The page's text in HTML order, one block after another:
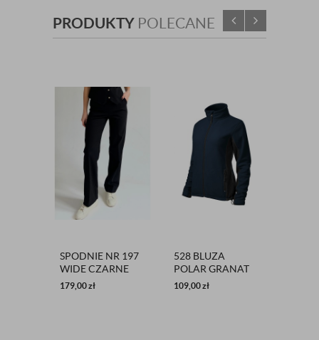
PRODUKTY POLECANE
SPODNIE NR 197
WIDE CZARNE
179,00zł
528 BLUZA
POLAR GRANAT
109,00zł